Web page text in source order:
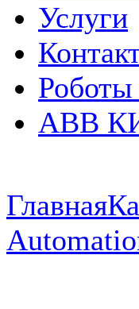
Услуги
ABB
Главная